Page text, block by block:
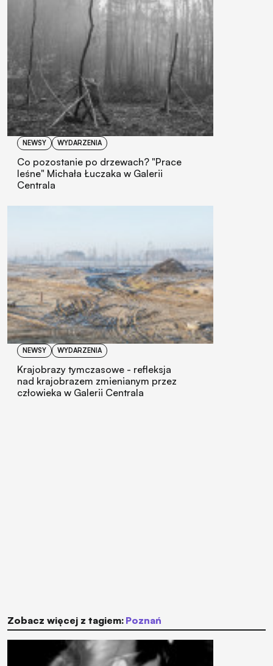
NEWSY WYDARZENIA
Co pozostanie po drzewach? "Prace
leśne" Michała Łuczaka w Galerii
Centrala
NEWSY WYDARZENIA
Krajobrazy tymczasowe - refleksja
nad krajobrazem zmienianym przez
człowieka w Galerii Centrala
Zobacz więcej z tagiem: Poznań